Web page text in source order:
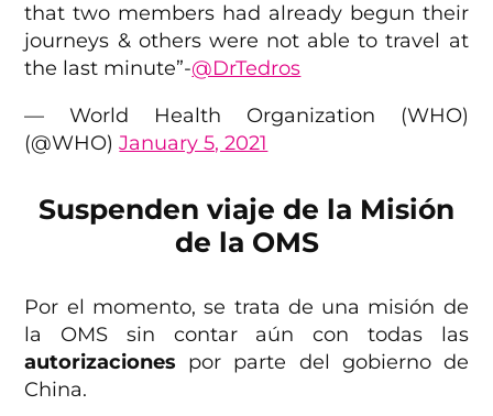
that two members had already begun their
journeys & others were not able to travel at
the last minute”-@DrTedros
— World Health Organization (WHO)
(@WHO)January 5, 2021
Suspenden viaje de la Misión
de la OMS
Por el momento, se trata de una misión de
la OMS sin contar aún con todas las
autorizaciones por parte del gobierno de
China.